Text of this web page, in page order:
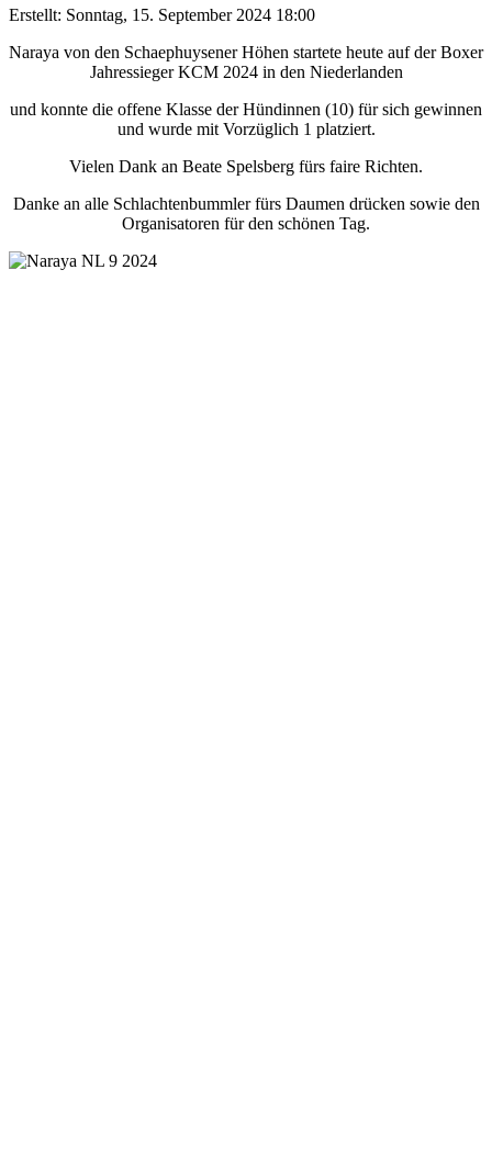
Erstellt: Sonntag, 15. September 2024 18:00
Naraya von den Schaephuysener Höhen startete heute auf der Boxer
Jahressieger KCM 2024 in den Niederlanden
und konnte die offene Klasse der Hündinnen (10) für sich gewinnen
und wurde mit Vorzüglich 1 platziert.
Vielen Dank an Beate Spelsberg fürs faire Richten.
Danke an alle Schlachtenbummler fürs Daumen drücken sowie den
Organisatoren für den schönen Tag.